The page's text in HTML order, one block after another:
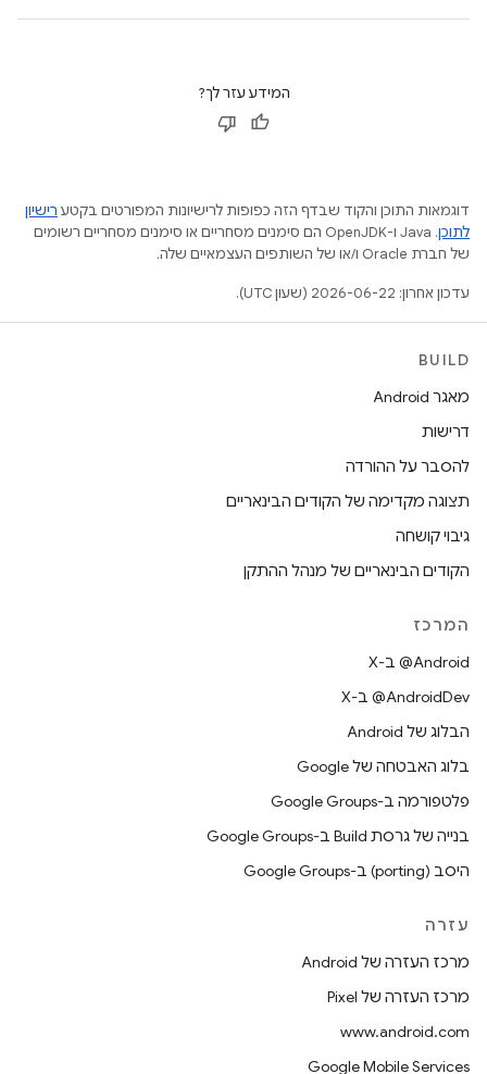
המידע עזר לך?
דוגמאות התוכן והקוד שבדף הזה כפופות לרישיונות המפורטים בקטע רישיון
לתוכן
.‏ Java ו-OpenJDK הם סימנים מסחריים או סימנים מסחריים רשומים
של חברת Oracle ו/או של השותפים העצמאיים שלה.
עדכון אחרון: 2026-06-22 (שעון UTC).
BUILD
מאגר Android
דרישות
להסבר על ההורדה
תצוגה מקדימה של הקודים הבינאריים
גיבוי קושחה
הקודים הבינאריים של מנהל ההתקן
המרכז
‫‎@Android ב-X
‫‎@AndroidDev ב-X
הבלוג של Android
בלוג האבטחה של Google
פלטפורמה ב-Google Groups
בנייה של גרסת Build ב-Google Groups
היסב (porting) ב-Google Groups
עזרה
מרכז העזרה של Android
מרכז העזרה של Pixel
www.android.com
Google Mobile Services